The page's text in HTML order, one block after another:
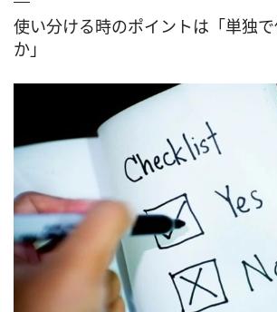
使い分ける時のポイントは「単独
か」